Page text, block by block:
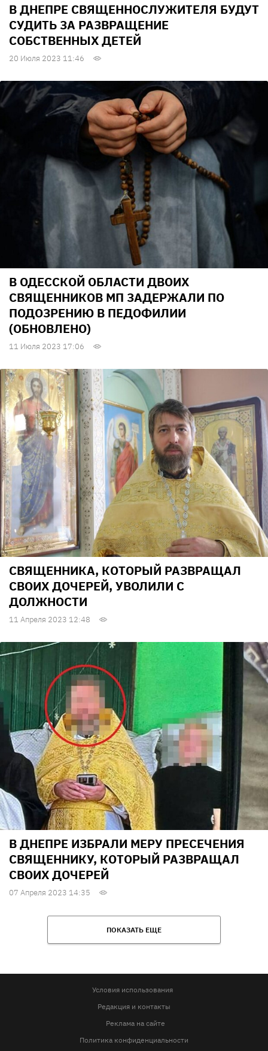
В ДНЕПРЕ СВЯЩЕННОСЛУЖИТЕЛЯ БУДУТ
СУДИТЬ ЗА РАЗВРАЩЕНИЕ
СОБСТВЕННЫХ ДЕТЕЙ
20 Июля 2023 11:46
В ОДЕССКОЙ ОБЛАСТИ ДВОИХ
СВЯЩЕННИКОВ МП ЗАДЕРЖАЛИ ПО
ПОДОЗРЕНИЮ В ПЕДОФИЛИИ
(ОБНОВЛЕНО)
11 Июля 2023 17:06
СВЯЩЕННИКА, КОТОРЫЙ РАЗВРАЩАЛ
СВОИХ ДОЧЕРЕЙ, УВОЛИЛИ С
ДОЛЖНОСТИ
11 Апреля 2023 12:48
В ДНЕПРЕ ИЗБРАЛИ МЕРУ ПРЕСЕЧЕНИЯ
СВЯЩЕННИКУ, КОТОРЫЙ РАЗВРАЩАЛ
СВОИХ ДОЧЕРЕЙ
07 Апреля 2023 14:35
ПОКАЗАТЬ ЕЩЕ
Условия использования
Редакция и контакты
Реклама на сайте
Политика конфиденциальности